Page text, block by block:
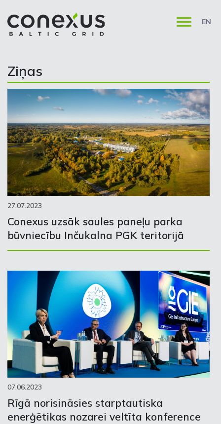
EN
Ziņas
27.07.2023
Conexus uzsāk saules paneļu parka
būvniecību Inčukalna PGK teritorijā
07.06.2023
Rīgā norisināsies starptautiska
enerģētikas nozarei veltīta konference